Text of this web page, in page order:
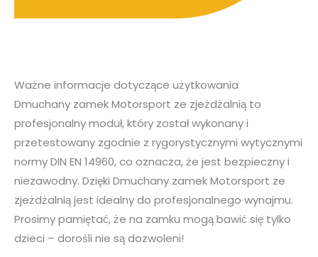
Ważne informacje dotyczące użytkowania
Dmuchany zamek Motorsport ze zjeżdżalnią to
profesjonalny moduł, który został wykonany i
przetestowany zgodnie z rygorystycznymi wytycznymi
normy DIN EN 14960, co oznacza, że jest bezpieczny i
niezawodny. Dzięki Dmuchany zamek Motorsport ze
zjeżdżalnią jest idealny do profesjonalnego wynajmu.
Prosimy pamiętać, że na zamku mogą bawić się tylko
dzieci – dorośli nie są dozwoleni!